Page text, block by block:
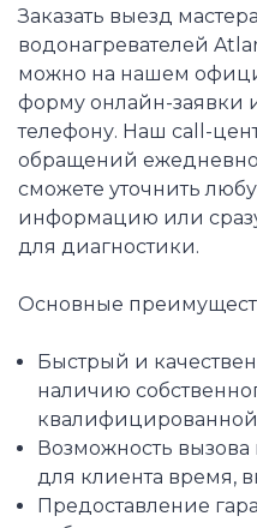
Заказать выезд
водонагревателей
можно на нашем
форму онлайн-заявки
телефону. Наш call-
обращений
сможете уточнить
информацию или
для диагностики.
Основные
Быстрый и
наличию
Возможность
для клиента время,
Предоставление